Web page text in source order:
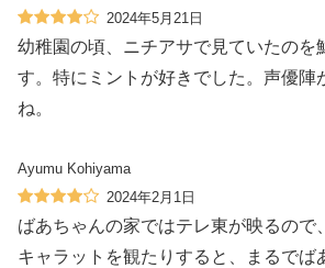
2024年5月21日
幼稚園の頃、ニチアサで見ていたのを
す。特にミントが好きでした。声優陣
ね。
Ayumu Kohiyama
2024年2月1日
ばあちゃんの家ではテレ東が映るので
キャラットを観たりすると、まるでば